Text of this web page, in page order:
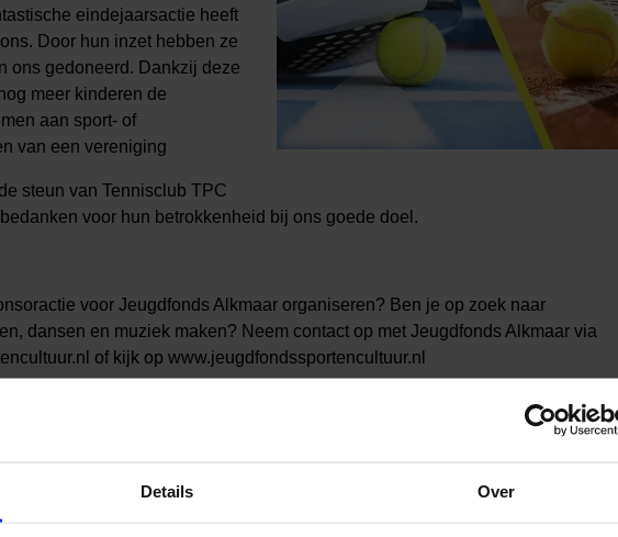
Details Over
eindejaarsactie heeft
Door hun inzet hebben ze
ons gedoneerd. Dankzij deze
meer kinderen de
aan sport- of
van een vereniging
steun van Tennisclub TPC
voor hun betrokkenheid bij ons goede doel.
voor Jeugdfonds Alkmaar organiseren? Ben je op zoek naar
dansen en muziek maken? Neem contact op met Jeugdfonds Alkmaar via
of kijk op www.jeugdfondssportencultuur.nl